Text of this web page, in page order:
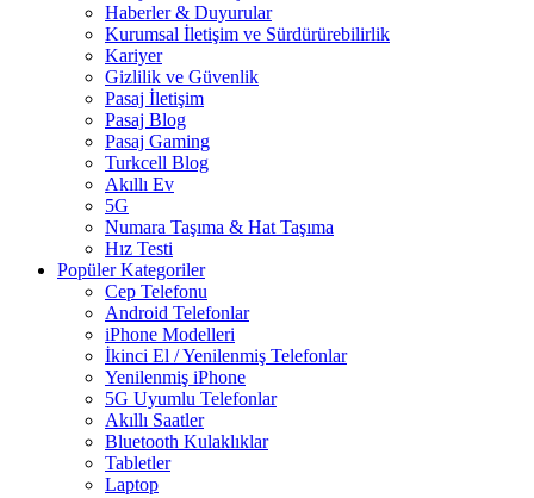
Haberler & Duyurular
Kurumsal İletişim ve Sürdürürebilirlik
Kariyer
Gizlilik ve Güvenlik
Pasaj İletişim
Pasaj Blog
Pasaj Gaming
Turkcell Blog
Akıllı Ev
5G
Numara Taşıma & Hat Taşıma
Hız Testi
Popüler Kategoriler
Cep Telefonu
Android Telefonlar
iPhone Modelleri
İkinci El / Yenilenmiş Telefonlar
Yenilenmiş iPhone
5G Uyumlu Telefonlar
Akıllı Saatler
Bluetooth Kulaklıklar
Tabletler
Laptop